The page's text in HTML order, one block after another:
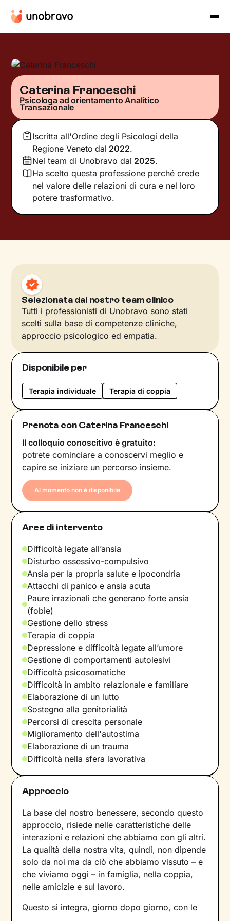
Caterina Franceschi
Psicologa ad orientamento Analitico
Transazionale
Iscritta all'Ordine degli Psicologi della
Regione Veneto dal 2022.
Nel team di Unobravo dal 2025.
Ha scelto questa professione perché crede
nel valore delle relazioni di cura e nel loro
potere trasformativo.
Selezionata dal nostro team clinico
Tutti i professionisti di Unobravo sono stati
scelti sulla base di competenze cliniche,
approccio psicologico ed empatia.
Disponibile per
Terapia individuale Terapia di coppia
Prenota con Caterina Franceschi
Il colloquio conoscitivo è gratuito:
potrete cominciare a conoscervi meglio e
capire se iniziare un percorso insieme.
Al momento non è disponibile
Aree di intervento
Difficoltà legate all’ansia
Disturbo ossessivo-compulsivo
Ansia per la propria salute e ipocondria
Attacchi di panico e ansia acuta
Paure irrazionali che generano forte ansia
(fobie)
Gestione dello stress
Terapia di coppia
Depressione e difficoltà legate all’umore
Gestione di comportamenti autolesivi
Difficoltà psicosomatiche
Difficoltà in ambito relazionale e familiare
Elaborazione di un lutto
Sostegno alla genitorialità
Percorsi di crescita personale
Miglioramento dell'autostima
Elaborazione di un trauma
Difficoltà nella sfera lavorativa
Approccio
La base del nostro benessere, secondo questo
approccio, risiede nelle caratteristiche delle
interazioni e relazioni che abbiamo con gli altri.
La qualità della nostra vita, quindi, non dipende
solo da noi ma da ciò che abbiamo vissuto – e
che viviamo oggi – in famiglia, nella coppia,
nelle amicizie e sul lavoro.
Questo si integra, giorno dopo giorno, con le